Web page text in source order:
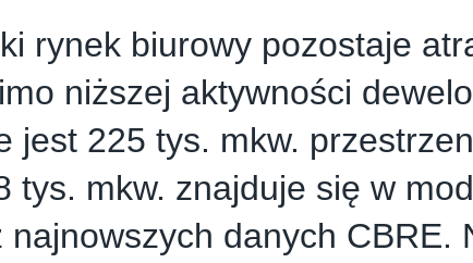
rynek biurowy pozostaje
niższej aktywności
jest 225 tys. mkw.
tys. mkw. znajduje się w
najnowszych danych CBRE.